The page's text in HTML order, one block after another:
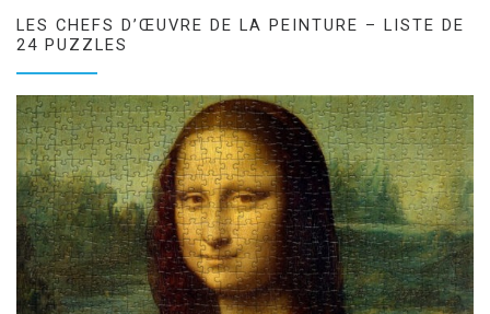
LES CHEFS D’ŒUVRE DE LA PEINTURE – LISTE DE
24 PUZZLES